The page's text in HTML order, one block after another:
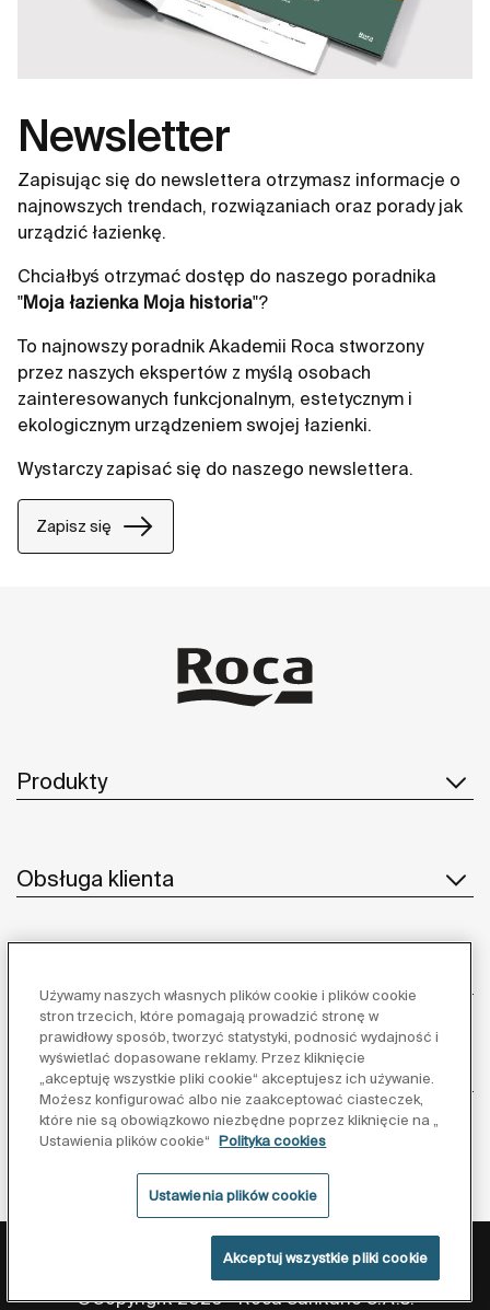
Newsletter
Zapisując się do newslettera otrzymasz informacje o
najnowszych trendach, rozwiązaniach oraz porady jak
urządzić łazienkę.
Chciałbyś otrzymać dostęp do naszego poradnika
"Moja łazienka Moja historia"?
To najnowszy poradnik Akademii Roca stworzony
przez naszych ekspertów z myślą osobach
zainteresowanych funkcjonalnym, estetycznym i
ekologicznym urządzeniem swojej łazienki.
Wystarczy zapisać się do naszego newslettera.
Zapisz się
Produkty
Obsługa klienta
Inspiracja
Obserwuj nas:
Polityka ochrony danych
Warunki korzystania z serwisu
Polityka cookies
©Copyright 2026 - Roca Sanitario S.A.U.
Używamy naszych własnych plików cookie i plików cookie
stron trzecich, które pomagają prowadzić stronę w
prawidłowy sposób, tworzyć statystyki, podnosić wydajność i
wyświetlać dopasowane reklamy. Przez kliknięcie
„akceptuję wszystkie pliki cookie“ akceptujesz ich używanie.
Możesz konfigurować albo nie zaakceptować ciasteczek,
które nie są obowiązkowo niezbędne poprzez kliknięcie na „
Ustawienia plików cookie“
Polityka cookies
Ustawienia plików cookie
Akceptuj wszystkie pliki cookie